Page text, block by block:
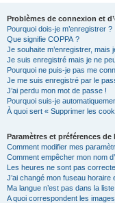
Problèmes de connexion et
Pourquoi dois-je m’enregistrer ?
Que signifie COPPA ?
Je souhaite m’enregistrer, mais
Je suis enregistré mais je ne
Pourquoi ne puis-je pas me
Je me suis enregistré par le
J’ai perdu mon mot de passe !
Pourquoi suis-je
À quoi sert « Supprimer les
Paramètres et préférences de
Comment modifier mes
Comment empêcher mon nom
Les heures ne sont pas
J’ai changé mon fuseau horaire
Ma langue n’est pas dans la liste
A quoi correspondent les